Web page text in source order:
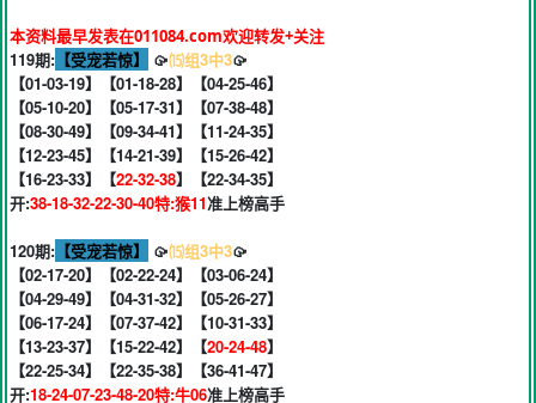
本资料最早发表在011084.com欢迎转发+关注
119期: 【受宠若惊】 🥠⒂组3中3🥠
【01-03-19】【01-18-28】【04-25-46】
【05-10-20】【05-17-31】【07-38-48】
【08-30-49】【09-34-41】【11-24-35】
【12-23-45】【14-21-39】【15-26-42】
【16-23-33】【22-32-38】【22-34-35】
开:38-18-32-22-30-40特:猴11准上榜高手
120期: 【受宠若惊】 🥠⒂组3中3🥠
【02-17-20】【02-22-24】【03-06-24】
【04-29-49】【04-31-32】【05-26-27】
【06-17-24】【07-37-42】【10-31-33】
【13-23-37】【15-22-42】【20-24-48】
【22-25-34】【22-35-38】【36-41-47】
开:18-24-07-23-48-20特:牛06准上榜高手